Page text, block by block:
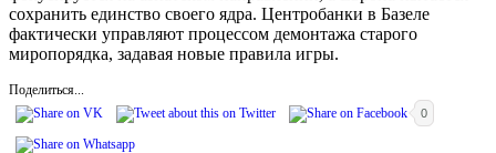
сохранить единство своего ядра. Центробанки в Базеле
фактически управляют процессом демонтажа старого
миропорядка, задавая новые правила игры.
Поделиться...
0